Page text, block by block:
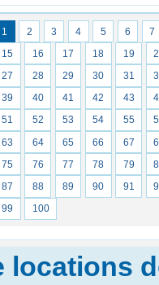
1 2 3 4 5 6
7
15
16 17 18 19
27
28 29 30 31
39
40 41 42 43
51
52 53 54 55
63
64 65 66 67
75
76 77 78 79
87
88 89 90 91
99
100
locations